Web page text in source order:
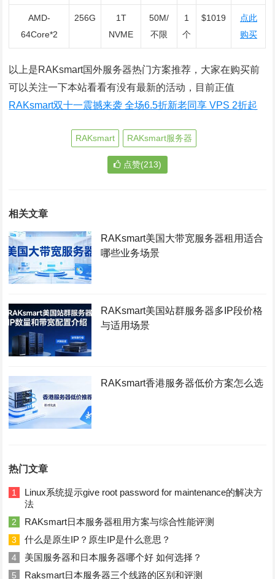
AMD-
64Core*2
256G
1T
NVME
50M/
不限
1
个
$1019
点此
购买
以上是RAKsmart国外服务器热门方案推荐，大家在购买前
可以关注一下本站看看有没有最新的活动，目前正值
RAKsmart双十一震撼来袭 全场6.5折新老同享 VPS 2折起
RAKsmart RAKsmart服务器
点赞(213)
相关文章
RAKsmart美国大带宽服务器租用适合
哪些业务场景
RAKsmart美国站群服务器多IP段价格
与适用场景
RAKsmart香港服务器低价方案怎么选
热门文章
1
Linux系统提示give root password for maintenance的解决方
法
2 RAKsmart日本服务器租用方案与综合性能评测
3 什么是原生IP？原生IP是什么意思？
4 美国服务器和日本服务器哪个好 如何选择？
5 Raksmart日本服务器三个线路的区别和评测